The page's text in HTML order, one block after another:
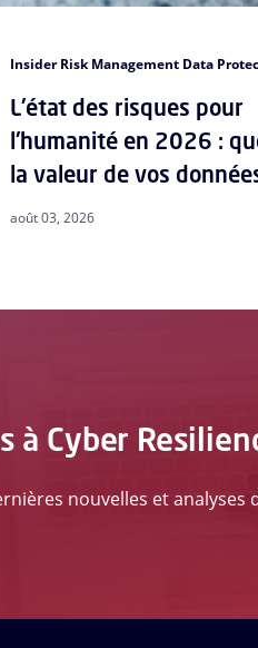
Insider Risk Management Data
août 03, 2026
L'état des risques pour
l'humanité en 2026 :
la valeur de vos
à Cyber
nouvelles et